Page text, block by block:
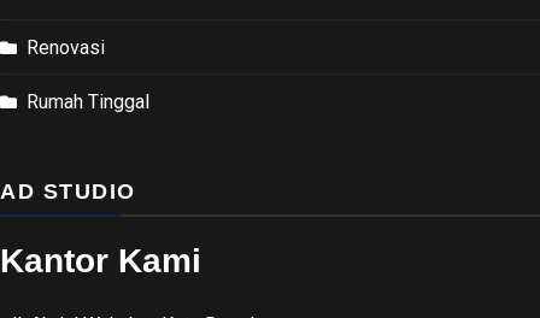
Renovasi
Rumah Tinggal
AD STUDIO
Kantor Kami